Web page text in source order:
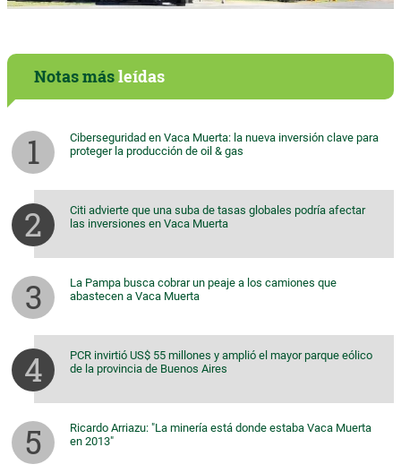
Notas másleídas
Ciberseguridad en Vaca Muerta: la nueva inversión clave para
proteger la producción de oil & gas
Citi advierte que una suba de tasas globales podría afectar
las inversiones en Vaca Muerta
La Pampa busca cobrar un peaje a los camiones que
abastecen a Vaca Muerta
PCR invirtió US$ 55 millones y amplió el mayor parque eólico
de la provincia de Buenos Aires
Ricardo Arriazu: "La minería está donde estaba Vaca Muerta
en 2013"